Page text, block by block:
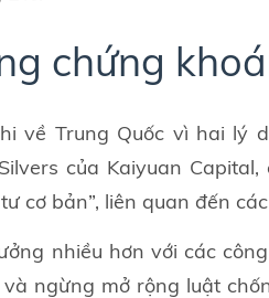
chứng
về Trung Quốc vì hai lý
của Kaiyuan
cơ bản”, liên quan đến
nhiều hơn với các
ngừng mở rộng luật